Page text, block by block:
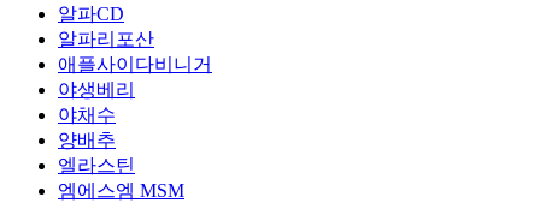
알파CD
알파리포산
애플사이다비니거
야생베리
야채수
양배추
엘라스틴
엠에스엠 MSM